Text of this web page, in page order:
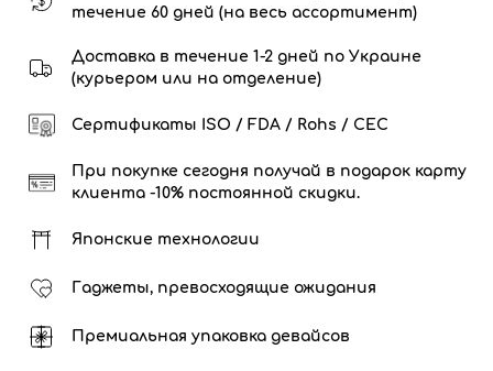
течение 60 дней (на весь ассортимент)
Доставка в течение 1-2 дней по Украине
(курьером или на отделение)
Сертификаты ISO / FDA / Rohs / CEC
При покупке сегодня получай в подарок карту
клиента -10% постоянной скидки.
Японские технологии
Гаджеты, превосходящие ожидания
Премиальная упаковка девайсов